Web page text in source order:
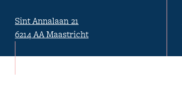
Sint Annalaan 21
6214 AA Maastricht